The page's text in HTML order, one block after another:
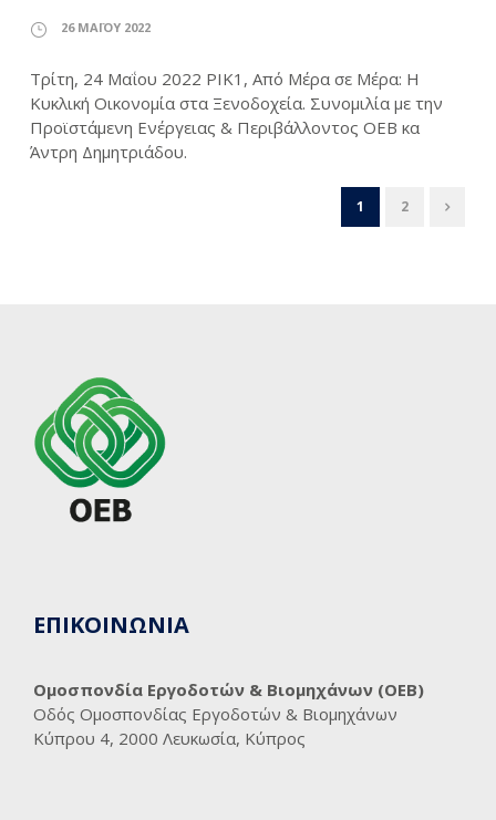
26 ΜΑΪ́ΟΥ 2022
Τρίτη, 24 Μαΐου 2022 ΡΙΚ1, Από Μέρα σε Μέρα: Η
Κυκλική Οικονομία στα Ξενοδοχεία. Συνομιλία με την
Προϊστάμενη Ενέργειας & Περιβάλλοντος ΟΕΒ κα
Άντρη Δημητριάδου.
1 2
ΕΠΙΚΟΙΝΩΝΙΑ
Ομοσπονδία Εργοδοτών & Βιομηχάνων (ΟΕΒ)
Οδός Ομοσπονδίας Εργοδοτών & Βιομηχάνων
Κύπρου 4, 2000 Λευκωσία, Κύπρος